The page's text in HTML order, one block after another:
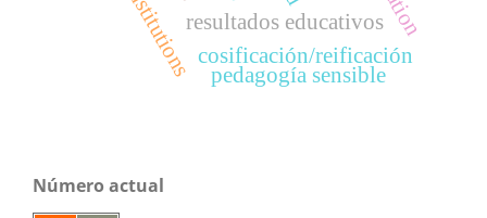
resultados educativos
institutionscosificación/reificación
pedagogía sensible
Número actual